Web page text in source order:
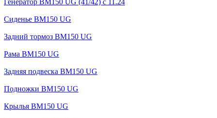
Генератор BM150 UG (41/42) с 11.24
Сиденье BM150 UG
Задний тормоз BM150 UG
Рама BM150 UG
Задняя подвеска BM150 UG
Подножки BM150 UG
Крылья BM150 UG